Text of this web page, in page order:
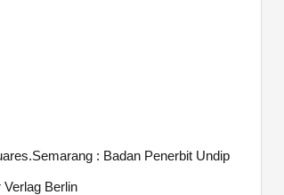
: Badan Penerbit Undip
Berlin